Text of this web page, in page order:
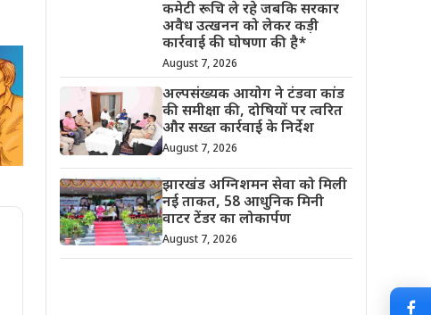
कमेटी रूचि ले रहे जबकि सरकार
अवैध उत्खनन को लेकर कड़ी
कार्रवाई की घोषणा की है*
August 7, 2026
अल्पसंख्यक आयोग ने टंडवा कांड
की समीक्षा की, दोषियों पर त्वरित
और सख्त कार्रवाई के निर्देश
August 7, 2026
झारखंड अग्निशमन सेवा को मिली
नई ताकत, 58 आधुनिक मिनी
वाटर टेंडर का लोकार्पण
August 7, 2026